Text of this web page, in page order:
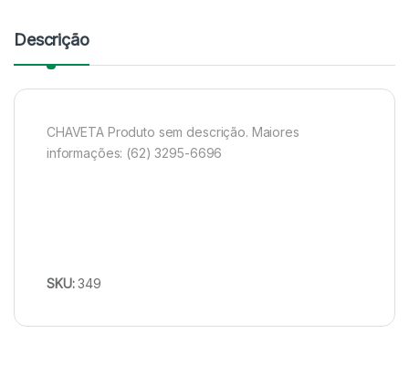
Descrição
CHAVETA Produto sem descrição. Maiores
informações: (62) 3295-6696
SKU:349